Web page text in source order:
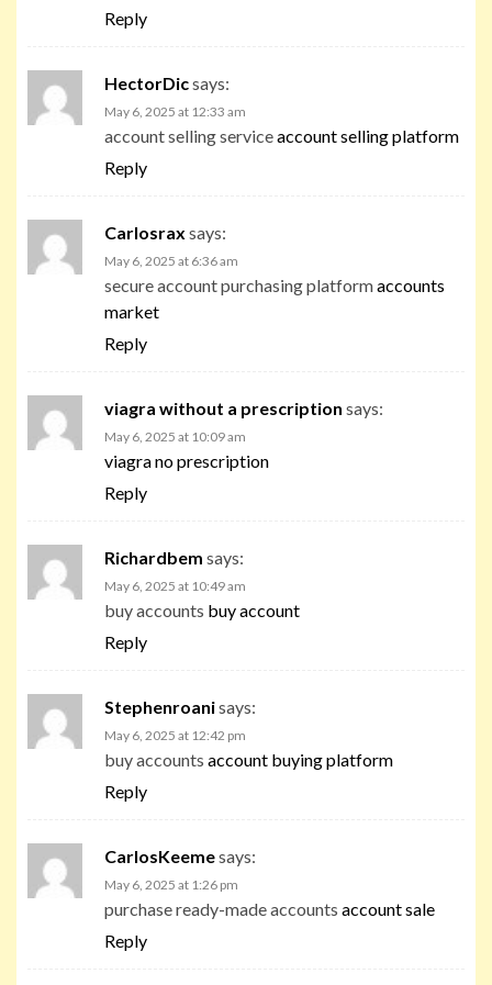
Reply
HectorDicsays:
May 6, 2025 at 12:33 am
account selling serviceaccount selling platform
Reply
Carlosrax says:
May 6, 2025 at 6:36 am
secure account purchasing platformaccounts
market
Reply
viagra without a prescription says:
May 6, 2025 at 10:09 am
viagra no prescription
Reply
Richardbem says:
May 6, 2025 at 10:49 am
buy accounts buy account
Reply
Stephenroanisays:
May 6, 2025 at 12:42 pm
buy accounts account buying platform
Reply
CarlosKeemesays:
May 6, 2025 at 1:26 pm
purchase ready-made accounts account sale
Reply